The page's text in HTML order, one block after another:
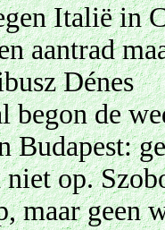
Italië in
aantrad
Dénes
begon de
Budapest:
op.
maar geen